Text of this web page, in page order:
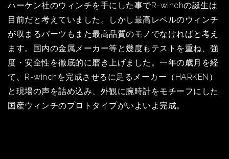
ハーケン社のウィンチを手にした事でR-winchの誕生は
目前だと考えていました。しかし最高レベルのウィンチ
が収まるパーツもまた最高品質のモノでなければと考え
ます。国内の金属メーカー等と幾度もテストを重ね、強
度・安全性を徹底的に磨き上げました。一年の歳月を経
て、R-winchを完成させるに足るメーカー（HARKEN）
と現場の声を詰め込み、外観に腕時計をモチーフにした
国産ウィンチのプロトタイプがいよいよ完成。